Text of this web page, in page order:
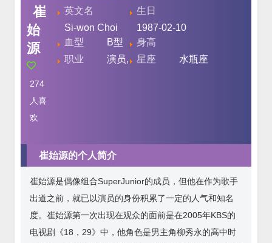
崔
始
源
274
人喜
欢
英文名
Si-won Choi
生日
1987-02-10
血型
B型
身高
职业
演员, 星座 水瓶座
崔始源的个人简介
崔始源是偶像组合SuperJunior的成员，但他在作为歌手
出道之前，就已以演员的身份积累了一定的人气和知名
度。崔始源第一次出现在观众的面前是在2005年KBS的
电视剧《18，29》中，他角色是男主角柳秀永的高中时